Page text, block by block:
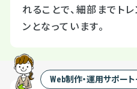
れることで、細部までト
ンとなっています。
Web制作・運用サポー